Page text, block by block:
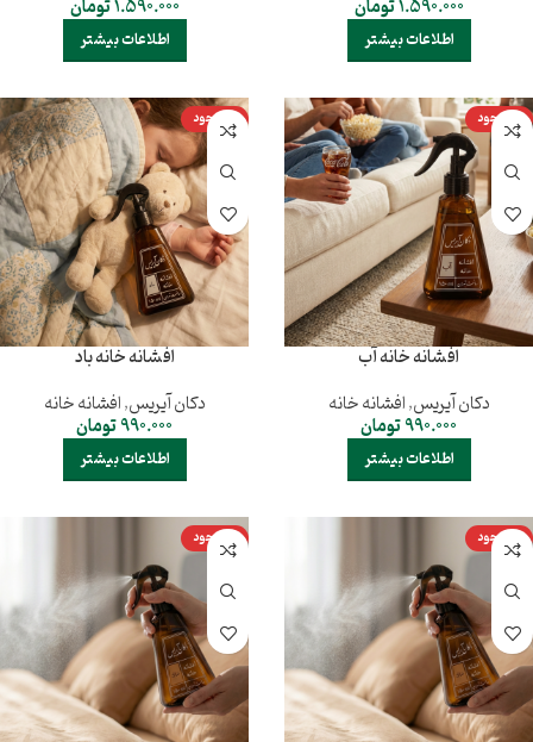
1.590.000تومان
اطلاعات بیشتر
1.590.000تومان
اطلاعات بیشتر
ناموجود
افشانه خانه آب
دکان آیریس,افشانه خانه
990.000تومان
اطلاعات بیشتر
ناموجود
افشانه خانه باد
دکان آیریس,افشانه خانه
990.000تومان
اطلاعات بیشتر
ناموجود ناموجود